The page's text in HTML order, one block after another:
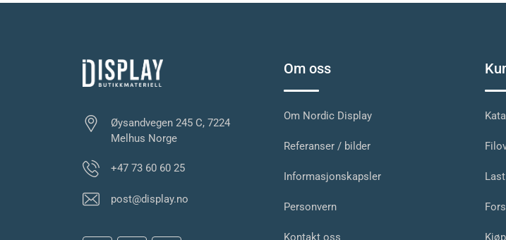
Øysandvegen 245 C, 7224
Melhus Norge
+47 73 60 60 25
post@display.no
Om oss
Om Nordic Display
Referanser / bilder
Informasjonskapsler
Personvern
Kontakt oss